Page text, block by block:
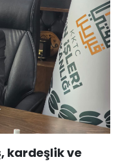
kardeşlik ve